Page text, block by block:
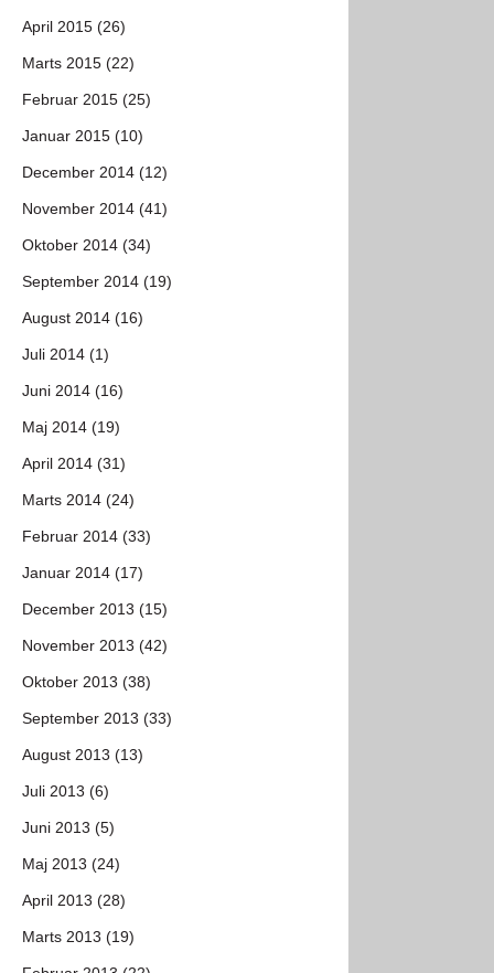
April 2015 (26)
Marts 2015 (22)
Februar 2015 (25)
Januar 2015 (10)
December 2014 (12)
November 2014 (41)
Oktober 2014 (34)
September 2014 (19)
August 2014 (16)
Juli 2014 (1)
Juni 2014 (16)
Maj 2014 (19)
April 2014 (31)
Marts 2014 (24)
Februar 2014 (33)
Januar 2014 (17)
December 2013 (15)
November 2013 (42)
Oktober 2013 (38)
September 2013 (33)
August 2013 (13)
Juli 2013 (6)
Juni 2013 (5)
Maj 2013 (24)
April 2013 (28)
Marts 2013 (19)